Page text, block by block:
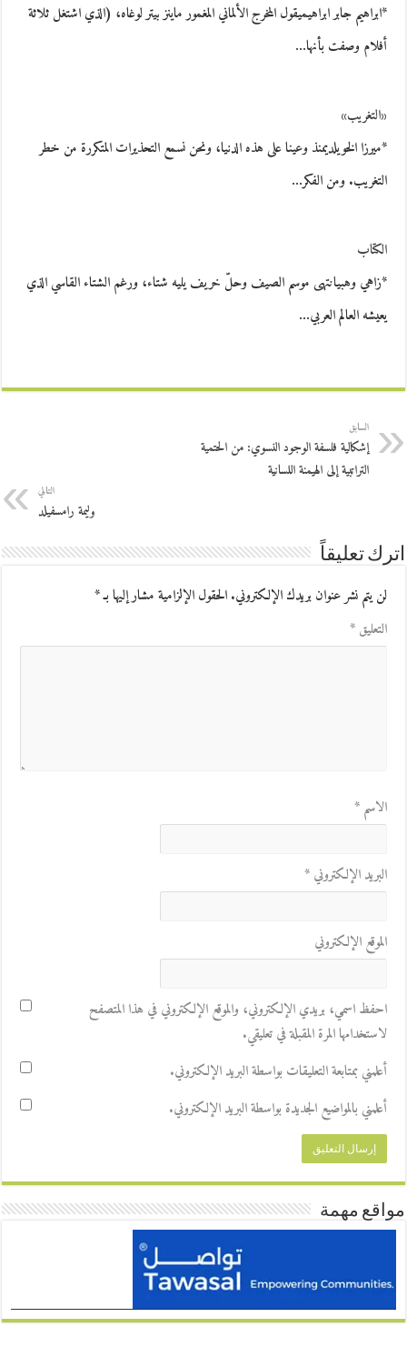
*ابراهيم جابر ابراهيميقول المخرج الألماني المغمور ماينز بيتر لوغاه، (الذي اشتغل ثلاثة
أفلام وصفت بأنها…
«التغريب»
*ميرزا الخويلديمنذ وعينا على هذه الدنيا، ونحن نسمع التحذيرات المتكررة من خطر
التغريب. ومن الفكر…
الكتاب
*زاهي وهبيانتهى موسم الصيف وحلّ خريف يليه شتاء، ورغم الشتاء القاسي الذي
يعيشه العالم العربي…
السابق
إشكالية فلسفة الوجود النسوي: من الحتمية
التراتبية إلى الهيمنة اللسانية
التالي
وليمة رامسفيلد
اترك تعليقاً
لن يتم نشر عنوان بريدك الإلكتروني.الحقول الإلزامية مشار إليها بـ*
التعليق*
الاسم*
البريد الإلكتروني*
الموقع الإلكتروني
احفظ اسمي، بريدي الإلكتروني، والموقع الإلكتروني في هذا المتصفح
لاستخدامها المرة المقبلة في تعليقي.
أعلمني بمتابعة التعليقات بواسطة البريد الإلكتروني.
أعلمني بالمواضيع الجديدة بواسطة البريد الإلكتروني.
مواقع مهمة